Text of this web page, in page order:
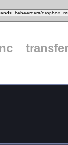
transfer